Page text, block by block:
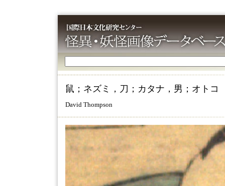
鼠；ネズミ，刀；カタナ，男；オトコ
David Thompson